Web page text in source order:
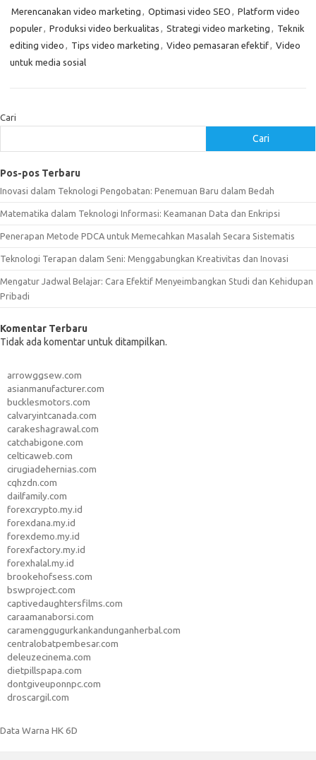
Merencanakan video marketing , Optimasi video SEO , Platform video
populer, Produksi video berkualitas , Strategi video marketing , Teknik
editing video , Tips video marketing , Video pemasaran efektif, Video
untuk media sosial
Cari
Cari
Pos-pos Terbaru
Inovasi dalam Teknologi Pengobatan: Penemuan Baru dalam Bedah
Matematika dalam Teknologi Informasi: Keamanan Data dan Enkripsi
Penerapan Metode PDCA untuk Memecahkan Masalah Secara Sistematis
Teknologi Terapan dalam Seni: Menggabungkan Kreativitas dan Inovasi
Mengatur Jadwal Belajar: Cara Efektif Menyeimbangkan Studi dan Kehidupan
Pribadi
Komentar Terbaru
Tidak ada komentar untuk ditampilkan.
arrowggsew.com
asianmanufacturer.com
bucklesmotors.com
calvaryintcanada.com
carakeshagrawal.com
catchabigone.com
celticaweb.com
cirugiadehernias.com
cqhzdn.com
dailfamily.com
forexcrypto.my.id
forexdana.my.id
forexdemo.my.id
forexfactory.my.id
forexhalal.my.id
brookehofsess.com
bswproject.com
captivedaughtersfilms.com
caraamanaborsi.com
caramenggugurkankandunganherbal.com
centralobatpembesar.com
deleuzecinema.com
dietpillspapa.com
dontgiveuponnpc.com
droscargil.com
Data Warna HK 6D